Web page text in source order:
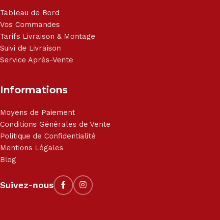
Tableau de Bord
Vos Commandes
Tarifs Livraison & Montage
Suivi de Livraison
Service Après-Vente
Informations
Moyens de Paiement
Conditions Générales de Vente
Politique de Confidentialité
Mentions Légales
Blog
Suivez-nous